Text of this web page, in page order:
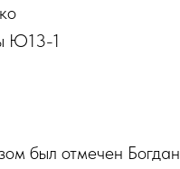
Ю13-1
был отмечен Богдан